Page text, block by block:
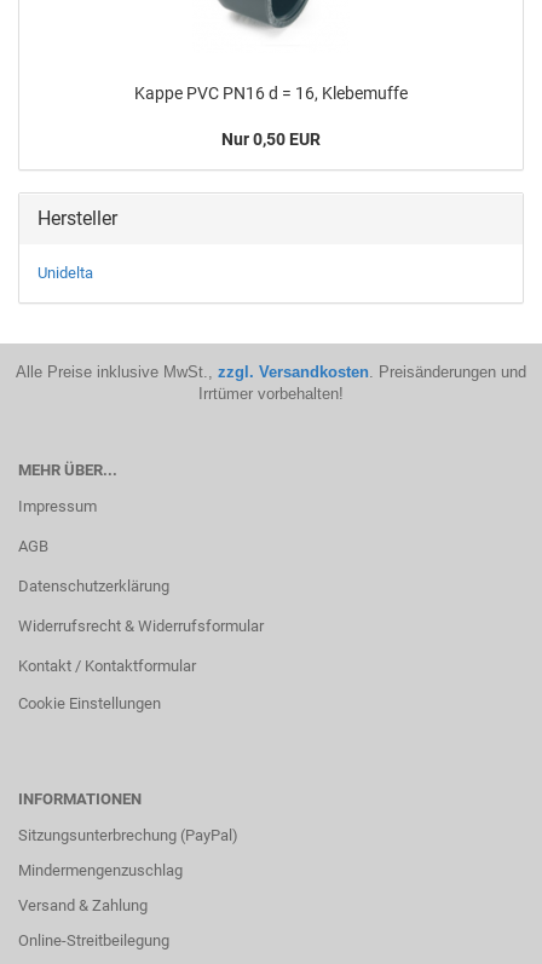
Kappe PVC PN16 d = 16, Kle­be­muf­fe
Nur 0,50 EUR
Hersteller
Unidelta
Alle Preise inklusive MwSt., zzgl. Versandkosten. Preisänderungen und
Irrtümer vorbehalten!
MEHR ÜBER...
Impressum
AGB
Datenschutzerklärung
Widerrufsrecht & Widerrufsformular
Kontakt / Kontaktformular
Cookie Einstellungen
INFORMATIONEN
Sitzungsunterbrechung (PayPal)
Mindermengenzuschlag
Versand & Zahlung
Online-Streitbeilegung